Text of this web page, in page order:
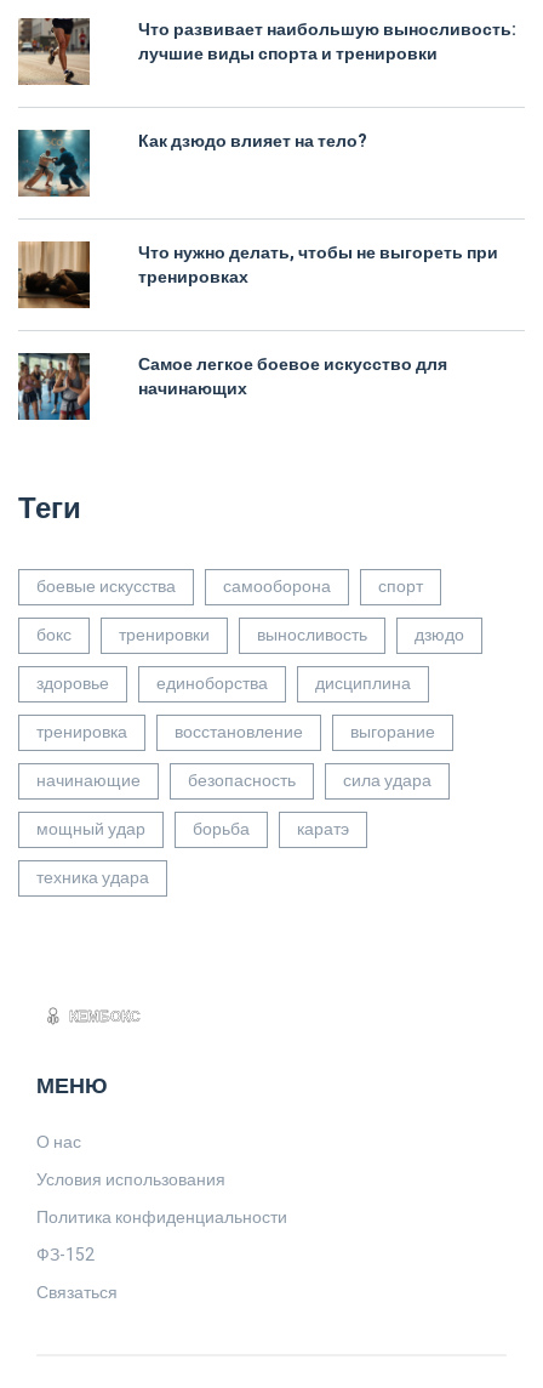
Что развивает наибольшую выносливость:
лучшие виды спорта и тренировки
Как дзюдо влияет на тело?
Что нужно делать, чтобы не выгореть при
тренировках
Самое легкое боевое искусство для
начинающих
Теги
боевые искусства самооборона
спорт
бокс
тренировки выносливость
дзюдо
здоровье
единоборства
дисциплина
тренировка
восстановление
выгорание
начинающие
безопасность
сила удара
мощный удар
борьба
каратэ
техника удара
МЕНЮ
О нас
Условия использования
Политика конфиденциальности
ФЗ-152
Связаться